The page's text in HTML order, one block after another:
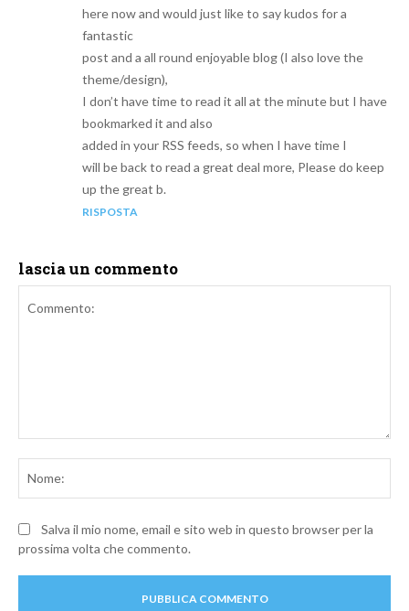
here now and would just like to say kudos for a
fantastic
post and a all round enjoyable blog (I also love the
theme/design),
I don’t have time to read it all at the minute but I have
bookmarked it and also
added in your RSS feeds, so when I have time I
will be back to read a great deal more, Please do keep
up the great b.
RISPOSTA
lascia un commento
Salva il mio nome, email e sito web in questo browser per la
prossima volta che commento.